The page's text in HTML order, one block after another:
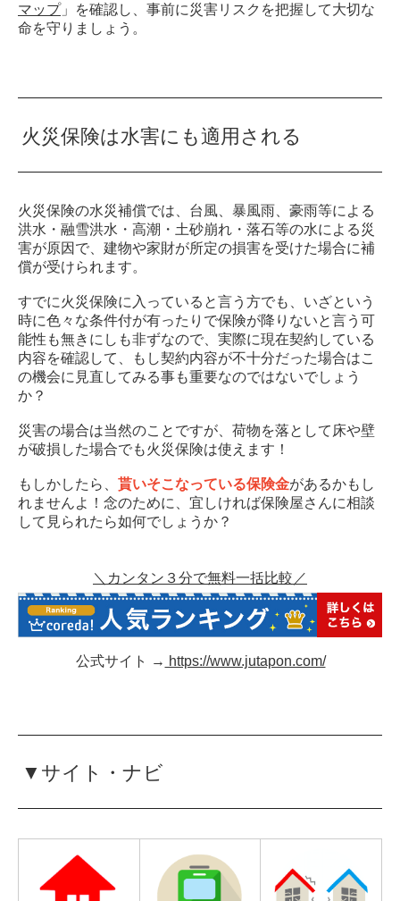
マップ」を確認し、事前に災害リスクを把握して大切な
命を守りましょう。
火災保険は水害にも適用される
火災保険の水災補償では、台風、暴風雨、豪雨等による
洪水・融雪洪水・高潮・土砂崩れ・落石等の水による災
害が原因で、建物や家財が所定の損害を受けた場合に補
償が受けられます。
すでに火災保険に入っていると言う方でも、いざという
時に色々な条件付が有ったりで保険が降りないと言う可
能性も無きにしも非ずなので、実際に現在契約している
内容を確認して、もし契約内容が不十分だった場合はこ
の機会に見直してみる事も重要なのではないでしょう
か？
災害の場合は当然のことですが、荷物を落として床や壁
が破損した場合でも火災保険は使えます！
もしかしたら、 貰いそこなっている保険金があるかもし
れませんよ！念のために、宜しければ保険屋さんに相談
して見られたら如何でしょうか？
＼カンタン３分で無料一括比較／
公式サイト → https://www.jutapon.com/
▼サイト・ナビ